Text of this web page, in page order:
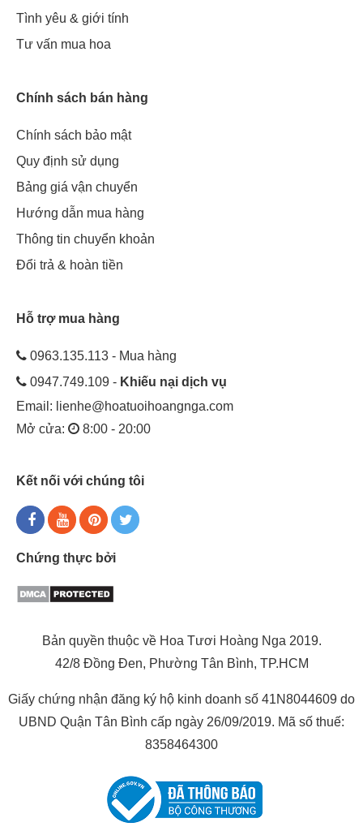
Tình yêu & giới tính
Tư vấn mua hoa
Chính sách bán hàng
Chính sách bảo mật
Quy định sử dụng
Bảng giá vận chuyển
Hướng dẫn mua hàng
Thông tin chuyển khoản
Đổi trả & hoàn tiền
Hỗ trợ mua hàng
0963.135.113 - Mua hàng
0947.749.109 - Khiếu nại dịch vụ
Email: lienhe@hoatuoihoangnga.com
Mở cửa:
8:00 - 20:00
Kết nối với chúng tôi
Chứng thực bởi
Bản quyền thuộc về Hoa Tươi Hoàng Nga 2019.
42/8 Đồng Đen, Phường Tân Bình, TP.HCM
Giấy chứng nhận đăng ký hộ kinh doanh số 41N8044609 do
UBND Quận Tân Bình cấp ngày 26/09/2019. Mã số thuế:
8358464300